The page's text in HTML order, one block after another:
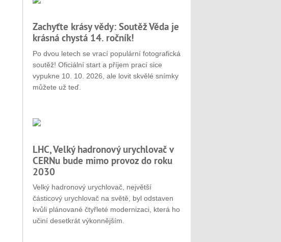
Zachyťte krásy vědy: Soutěž Věda je
krásná chystá 14. ročník!
Po dvou letech se vrací populární fotografická
soutěž! Oficiální start a příjem prací sice
vypukne 10. 10. 2026, ale lovit skvělé snímky
můžete už teď.
LHC, Velký hadronový urychlovač v
CERNu bude mimo provoz do roku
2030
Velký hadronový urychlovač, největší
částicový urychlovač na světě, byl odstaven
kvůli plánované čtyřleté modernizaci, která ho
učiní desetkrát výkonnějším.